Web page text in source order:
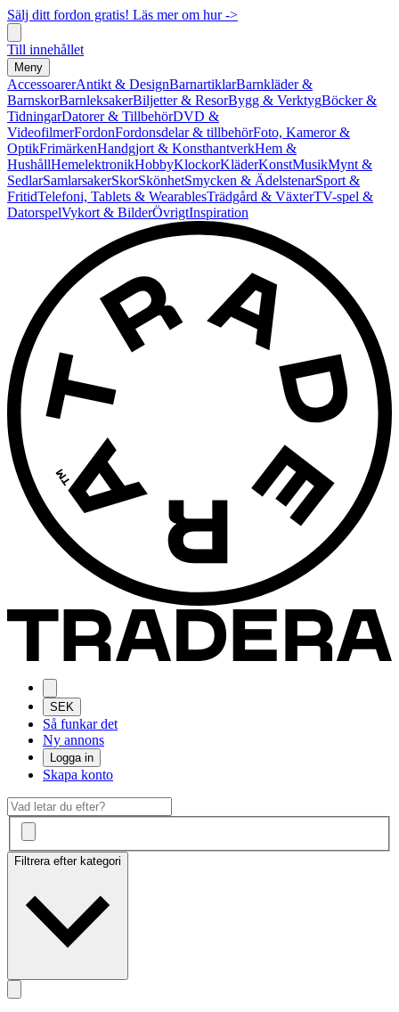
Sälj ditt fordon gratis! Läs mer om hur ->
Till innehållet
Meny
AccessoarerAntikt & DesignBarnartiklarBarnkläder &
BarnskorBarnleksakerBiljetter & ResorBygg & VerktygBöcker &
TidningarDatorer & TillbehörDVD &
VideofilmerFordonFordonsdelar & tillbehörFoto, Kameror &
OptikFrimärkenHandgjort & KonsthantverkHem &
HushållHemelektronikHobbyKlockorKläderKonstMusikMynt &
SedlarSamlarsakerSkorSkönhetSmycken & ÄdelstenarSport &
FritidTelefoni, Tablets & WearablesTrädgård & VäxterTV-spel &
DatorspelVykort & BilderÖvrigtInspiration
SEK
Så funkar det
Ny annons
Logga in
Skapa konto
Filtrera efter kategori